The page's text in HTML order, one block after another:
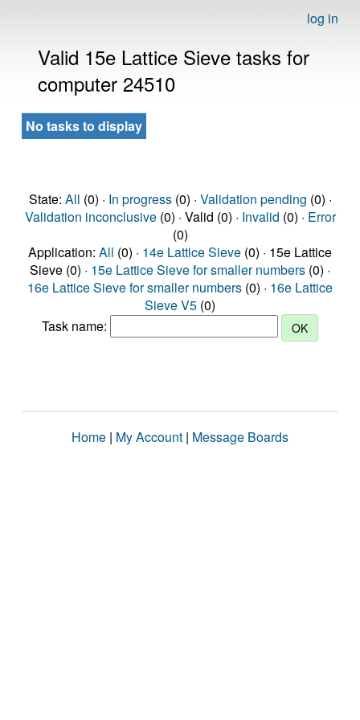
log in
Valid 15e Lattice Sieve tasks for
computer 24510
No tasks to display
State: All (0) · In progress(0) · Validation pending (0) ·
Validation inconclusive(0) · Valid (0) · Invalid (0) · Error
(0)
Application: All (0) · 14e Lattice Sieve (0) · 15e Lattice
Sieve (0) · 15e Lattice Sieve for smaller numbers (0) ·
16e Lattice Sieve for smaller numbers (0) · 16e Lattice
Sieve V5 (0)
Task name:
Home | My Account | Message Boards